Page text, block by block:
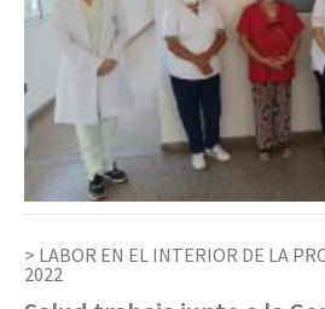
LABOR EN EL INTERIOR DE LA
2022